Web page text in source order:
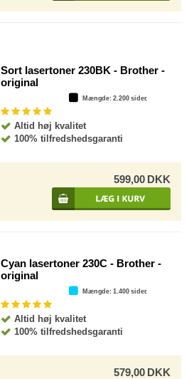
Sort lasertoner 230BK - Brother -
original
Mængde: 2.200 sider.
Altid høj kvalitet
100% tilfredshedsgaranti
599,00 DKK
Cyan lasertoner 230C - Brother -
original
Mængde: 1.400 sider.
Altid høj kvalitet
100% tilfredshedsgaranti
579,00 DKK